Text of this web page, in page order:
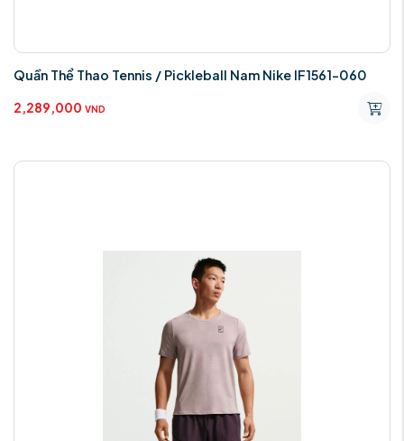
Quần Thể Thao Tennis / Pickleball Nam Nike IF1561-060
2,289,000 VND